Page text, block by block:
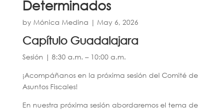
Determinados
by Mónica Medina | May 6, 2026
Capítulo Guadalajara
Sesión | 8:30 a.m. – 10:00 a.m.
¡Acompáñanos en la próxima sesión del Comité de
Asuntos Fiscales!
En nuestra próxima sesión abordaremos el tema de